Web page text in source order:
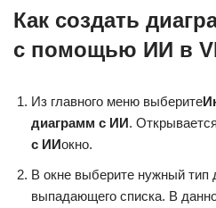
Как создать
с помощью ИИ в
Из главного меню выберите
диаграмм с ИИ.
с ИИокно.
В окне выберите нужный тип
выпадающего списка. В